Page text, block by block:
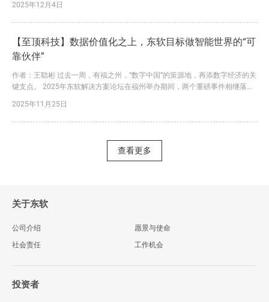
自动驾驶感知模块等系统）到AGI（仍在系统进化过程中），人类社会正在从
后工业时代向人工智能时代加速迈进。 这是一次能够改写人类命运、重塑人
2025年12月4日
【至顶科技】数据价值化之上，东软目标做智能世界的“可
靠伙伴”
作者：王聪彬 过去一周，有福之州，“数字中国”的策源地，再添数字经济的关
键支点。 2025年东软解决方案论坛在福州举办期间，两个重磅事件相继落
中心等落地福州新区（长乐区）。 双方将在数字政府服务能力提升、数字经
济产业创新、医疗健康产业发展、康养科技服务等领域开展全面合作，促进数
2025年11月25日
查看更多
关于东软
公司介绍
愿景与使命
社会责任
工作机会
投资者